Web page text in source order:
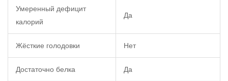
Умеренный дефицит
калорий
Да
Жёсткие голодовки Нет
Достаточно белка Да